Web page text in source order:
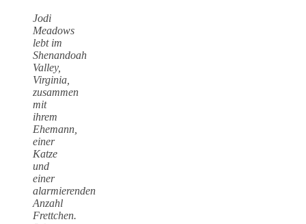
Jodi
Meadows
lebt im
Shenandoah
Valley,
Virginia,
zusammen
mit
ihrem
Ehemann,
einer
Katze
und
einer
alarmierenden
Anzahl
Frettchen.